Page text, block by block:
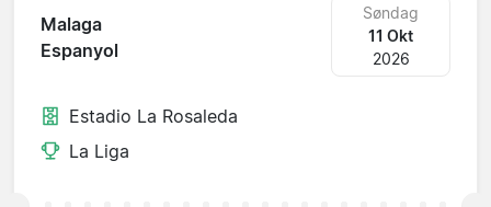
Malaga
Espanyol
Søndag
11 Okt
2026
Estadio La Rosaleda
La Liga